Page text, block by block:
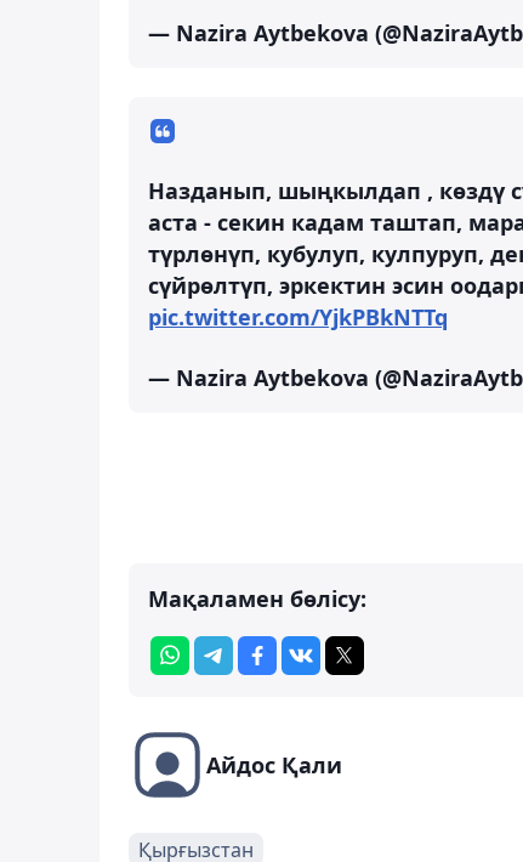
— Nazira Aytbekova
Назданып, шыңкылдап , көздү
аста - секин кадам таштап,
түрлөнүп, кубулуп, кулпуруп,
сүйрөлтүп, эркектин эсин
pic.twitter.com/YjkPBkNTTq
— Nazira Aytbekova
Мақаламен бөлісу:
Айдос Қали
Қырғызстан